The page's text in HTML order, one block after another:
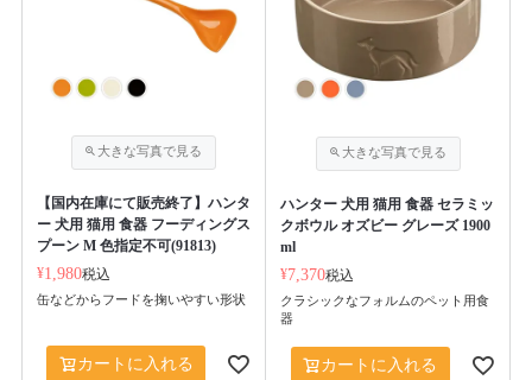
【国内在庫にて販売終了】ハンタ
ー 犬用 猫用 食器 フーディングス
プーン M 色指定不可(91813)
¥1,980税込
缶などからフードを掬いやすい形状
カートに入れる
ハンター 犬用 猫用 食器 セラミッ
クボウル オズビー グレーズ 1900
ml
¥7,370税込
クラシックなフォルムのペット用食
器
カートに入れる